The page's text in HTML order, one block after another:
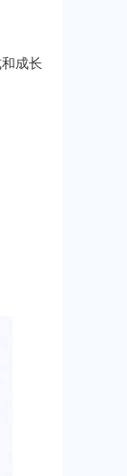
成长